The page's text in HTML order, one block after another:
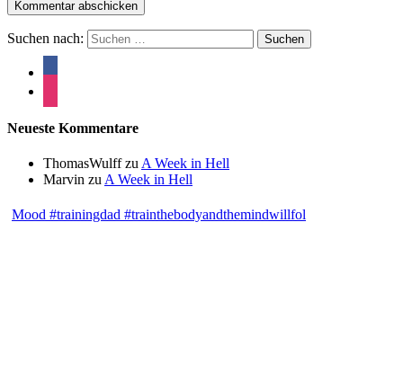
Suchen nach:
Neueste Kommentare
ThomasWulffzu A Week in Hell
Marvin zu A Week in Hell
Mood #trainingdad #trainthebodyandthemindwillfol